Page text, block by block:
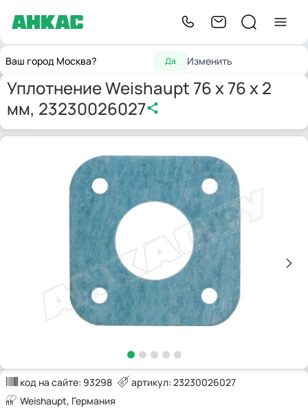
Ваш город Москва? Да Изменить
Главнаядля горелок
для горелок
x 2 мм, 23230026027
Уплотнение Weishaupt 76 x 76 x 2
мм, 23230026027
код на сайте: 93298
артикул: 23230026027
Weishaupt, Германия